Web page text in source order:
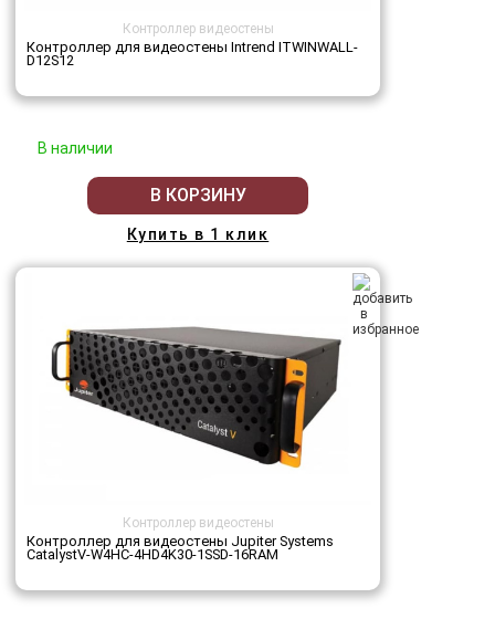
Контроллер видеостены
Контроллер для видеостены Intrend ITWINWALL-
D12S12
В наличии
В КОРЗИНУ
Купить в 1 клик
Контроллер видеостены
Контроллер для видеостены Jupiter Systems
CatalystV-W4HC-4HD4K30-1SSD-16RAM